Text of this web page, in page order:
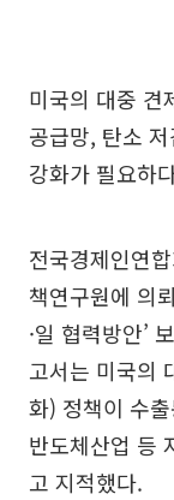
미국의 대중 견
공급망, 탄소
강화가 필요하
전국경제인연
책연구원에 의
·일 협력방안’
고서는 미국의
화) 정책이 수
반도체산업 등
고 지적했다.